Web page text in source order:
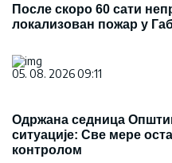
После скоро 60 сати
локализован пожар у
05. 08. 2026 09:11
Одржана седница
ситуације: Све мере
контролом